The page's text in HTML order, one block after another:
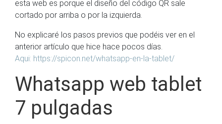
esta web es porque el diseño del código QR sale
cortado por arriba o por la izquierda.
No explicaré los pasos previos que podéis ver en el
anterior artículo que hice hace pocos días.
Aqui: https://spicon.net/whatsapp-en-la-tablet/
Whatsapp web tablet
7 pulgadas